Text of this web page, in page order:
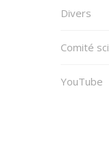
Divers
Comité
YouTube